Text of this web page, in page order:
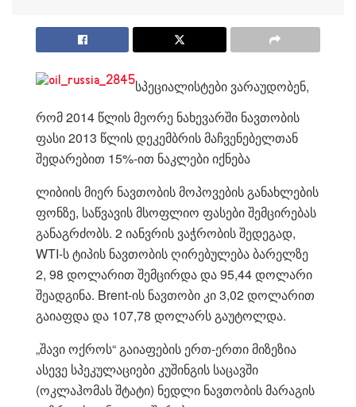
სპეციალისტები ვარაუდობენ,
რომ 2014 წლის მეორე ნახევარში ნავთობის
ფასი 2013 წლის დეკემბრის მაჩვენებელთან
შედარებით 15%-ით ნაკლები იქნება
ლიბიის მიერ ნავთობის მოპოვების განახლების
ფონზე, საწვავის მსოფლიო ფასები შემცირებას
განაგრძობს. 2 იანვრის ვაჭრობის შედეგად,
WTI-ს ტიპის ნავთობის ღირებულება ბარელზე
2, 98 დოლარით შემცირდა და 95,44 დოლარი
შეადგინა. Brent-ის ნავთობი კი 3,02 დოლარით
გაიაფდა და 107,78 დოლარს გაუტოლდა.
„შავი ოქროს“ გაიაფების ერთ-ერთი მიზეზია
ასევე სპეკულაციები კუშინგის საცავში
(ოკლაჰომას შტატი) ნედლი ნავთობის მარაგის